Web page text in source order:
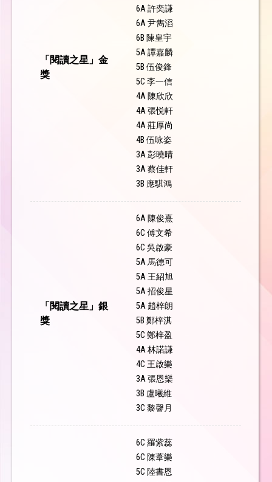
「閱讀之星」金
獎
6A 許奕謙
6A 尹雋滔
6B 陳皇宇
5A 譚嘉麟
5B 伍俊鋒
5C 李一信
4A 陳欣欣
4A 張悦軒
4A 莊厚尚
4B 伍咏姿
3A 彭曉晴
3A 蔡佳軒
3B 應騏鴻
「閱讀之星」銀
獎
6A 陳俊熹
6C 傅文希
6C 吳啟豪
5A 馬德可
5A 王紹旭
5A 招俊星
5A 趙梓朗
5B 鄭梓淇
5C 鄭梓盈
4A 林諾謙
4C 王啟樂
3A 張恩樂
3B 盧曦維
3C 黎韾月
6C 羅紫蕊
6C 陳葦樂
5C 陸書恩